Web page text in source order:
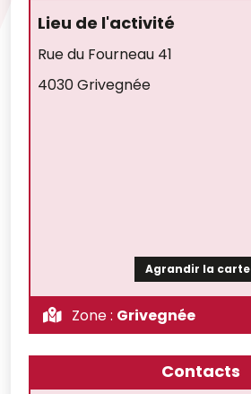
Lieu de l'activité
Rue du Fourneau 41
4030 Grivegnée
Agrandir la carte
Zone : Grivegnée
Contacts